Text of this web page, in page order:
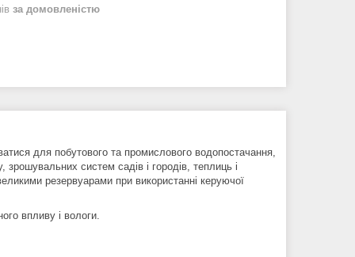
за домовленістю
для побутового та промислового водопостачання,
систем садів і городів, теплиць і
резервуарами при використанні керуючої
впливу і вологи.